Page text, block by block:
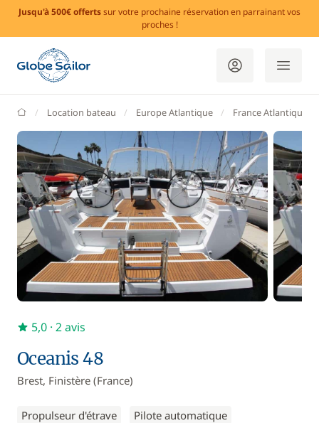
Jusqu'à 500€ offertssur votre prochaine réservation en parrainant vos
proches !
GlobeSailor
Location bateau Europe Atlantique France Atlantique
Oceanis 48
Brest, Finistère (France)
Propulseur d'étrave Pilote automatique
5,0 · 2 avis